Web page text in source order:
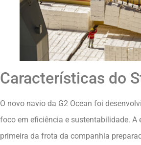
Características do
O novo navio da G2 Ocean foi
foco em eficiência e sustentabilidade. A
primeira da frota da companhia